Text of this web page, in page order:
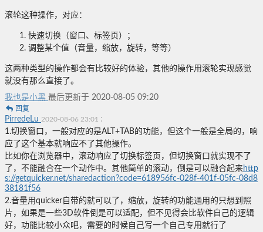
滚轮这种操作，对应：
快速切换（窗口、标签页）；
调整某个值（音量，缩放，旋转，等等）
这两种类型的操作都会有比较好的体验，其他的操作用滚轮实现感觉
就没有那么直接了。
我也是小黑 最后更新于 2020-08-05 09:20
回复
PirredeLu 2020-08-06 23:01 :
1.切换窗口，一般对应的是ALT+TAB的功能，但这个一般是全局的，响
应了这个基本就响应不了其他操作。
比如你在浏览器中，滚动响应了切换标签页，但切换窗口就实现不了
了，不能融合在一个动作中。其他简单的滚动，倒是可以融合起来http
s://getquicker.net/sharedaction?code=618956fc-028f-401f-05fc-08d8
38181f56
2.音量用quicker自带的就可以了，缩放，旋转的功能通用的只想到照
片，如果是一些3D软件倒是可以适配，但不见得会比软件自己的逻辑
好，功能比较小众吧，需要的时候自己写一个自己专用就行了